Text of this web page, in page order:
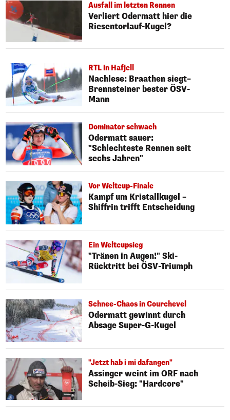
Ausfall im letzten Rennen
Verliert Odermatt hier die
Riesentorlauf-Kugel?
RTL in Hafjell
Nachlese: Braathen siegt–
Brennsteiner bester ÖSV-
Mann
Dominator schwach
Odermatt sauer:
"Schlechteste Rennen seit
sechs Jahren"
Vor Weltcup-Finale
Kampf um Kristallkugel –
Shiffrin trifft Entscheidung
Ein Weltcupsieg
"Tränen in Augen!" Ski-
Rücktritt bei ÖSV-Triumph
Schnee-Chaos in Courchevel
Odermatt gewinnt durch
Absage Super-G-Kugel
"Jetzt hab i mi dafangen"
Assinger weint im ORF nach
Scheib-Sieg: "Hardcore"